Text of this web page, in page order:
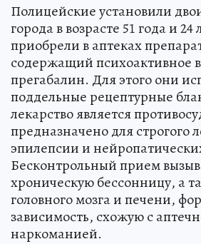
Полицейские установили
города в возрасте 51 года и
приобрели в аптеках
содержащий психоактивное
прегабалин. Для этого они
поддельные рецептурные
лекарство является
предназначено для строгого
эпилепсии и
Бесконтрольный прием
хроническую бессонницу, а
головного мозга и печени,
зависимость, схожую с
наркоманией.